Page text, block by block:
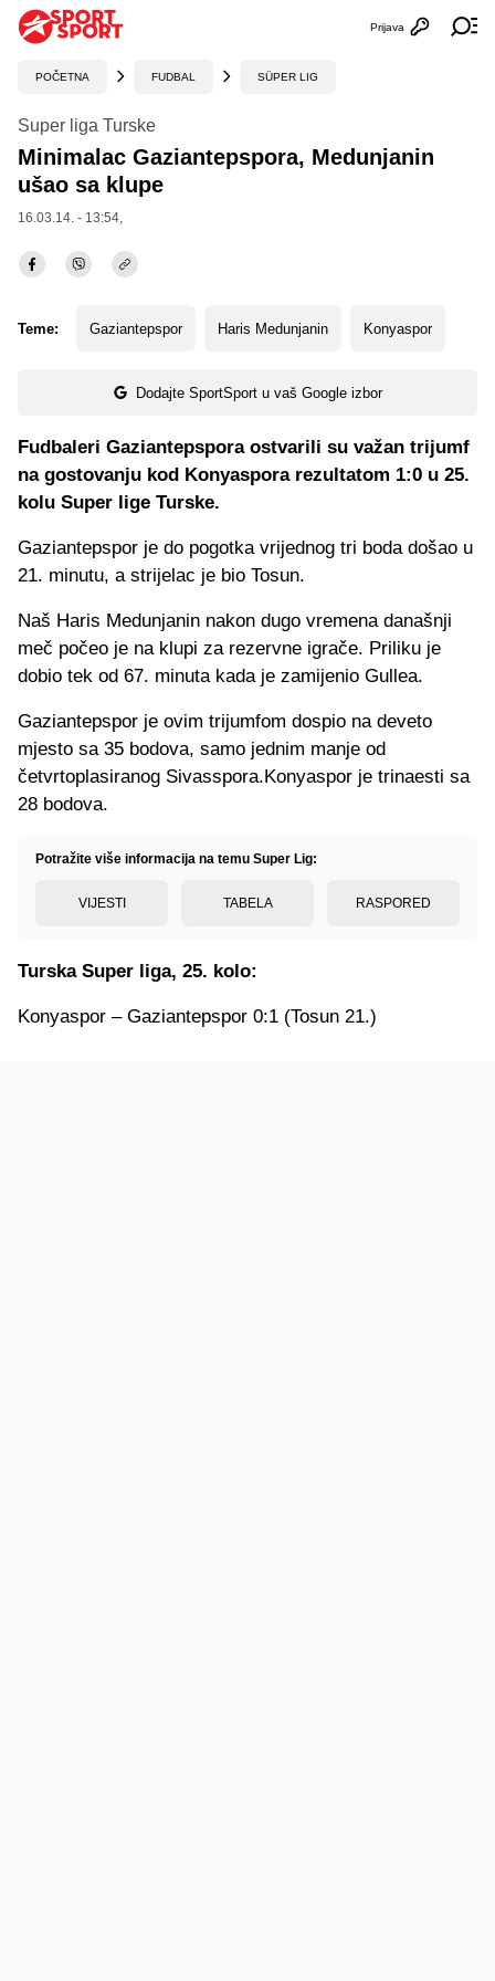
Otvori
Prijava
POČETNA FUDBAL SÜPER LIG
Super liga Turske
Minimalac Gaziantepspora, Medunjanin
ušao sa klupe
16.03.14. - 13:54,
Teme: Gaziantepspor Haris Medunjanin Konyaspor
Dodajte SportSport u vaš Google izbor
Fudbaleri Gaziantepspora ostvarili su važan trijumf
na gostovanju kod Konyaspora rezultatom 1:0 u 25.
kolu Super lige Turske.
Gaziantepspor je do pogotka vrijednog tri boda došao u
21. minutu, a strijelac je bio Tosun.
Naš Haris Medunjanin nakon dugo vremena današnji
meč počeo je na klupi za rezervne igrače. Priliku je
dobio tek od 67. minuta kada je zamijenio Gullea.
Gaziantepspor je ovim trijumfom dospio na deveto
mjesto sa 35 bodova, samo jednim manje od
četvrtoplasiranog Sivasspora.Konyaspor je trinaesti sa
28 bodova.
Potražite više informacija na temu Super Lig:
VIJESTI TABELA RASPORED
Turska Super liga, 25. kolo:
Konyaspor – Gaziantepspor 0:1 (Tosun 21.)